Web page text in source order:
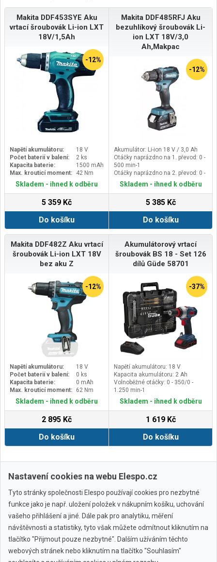
Makita DDF453SYE Aku
vrtací šroubovák Li-ion LXT
18V/1,5Ah
-12%
Napětí akumulátoru:
18 V
Počet baterií v balení:
2 ks
Kapacita baterie:
1500 mAh
Max. krouticí moment:
42 Nm
Skladem - ihned k odběru
5 359 Kč
Do košíku
Makita DDF485RFJ Aku
bezuhlíkový šroubovák Li-
ion LXT 18V/3,0
Ah,Makpac
-12%
Akumulátor: Li-ion 18 V / 3,0 Ah
Otáčky naprázdno na 1. převod: 0 -
500 min-1
Otáčky naprázdno na 2. převod: 0 -
1.900 min-1
Rozsah upínání sklíčidla: 1,5 - 13
mm
Skladem - ihned k odběru
5 385 Kč
Do košíku
Makita DDF482Z Aku vrtací
šroubovák Li-ion LXT 18V
bez aku Z
-12%
Napětí akumulátoru:
18 V
Počet baterií v balení:
0 ks
Kapacita baterie:
0 mAh
Max. krouticí moment:
62 Nm
Skladem - ihned k odběru
2 895 Kč
Do košíku
Akumulátorový vrtací
šroubovák BS 18 - Set 126
dílů Güde 58701
-37%
Napětí akumulátoru: 18 V
Kapacita akumulátoru: 2 Ah
Volnoběžné otáčky: 0 - 350/0 -
1.250 min-1
Stupně krouticího momentu: 19 + 1
Skladem - ihned k odběru
1 619 Kč
Do košíku
Zobrazit další
Všechny značky
Nastavení cookies na webu Elespo.cz
Tyto stránky společnosti Elespo používají cookies pro nezbytné
funkce jako je např. uložení položek v nákupním košíku, uchování
vašeho přihlášení a jiné. Dále pak pro analytiku, měření
návštěvnosti a statistiky, tyto však můžete odmítnout kliknutím na
tlačítko "Přijmout pouze nezbytné". Dalším užíváním těchto
webových stránek nebo kliknutím na tlačítko "Souhlasím"